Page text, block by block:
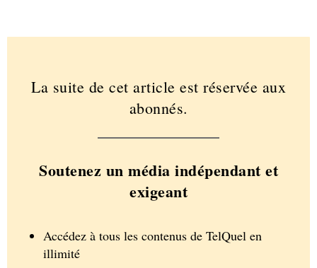
La suite de cet article est réservée aux
abonnés.
Soutenez un média indépendant et
exigeant
Accédez à tous les contenus de TelQuel en
illimité